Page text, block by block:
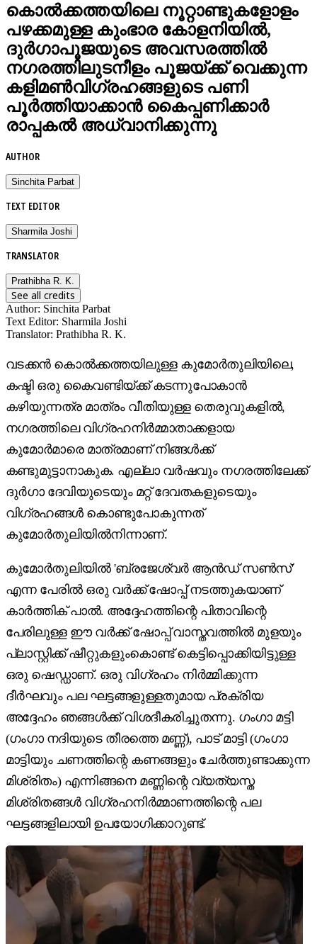
കൊൽക്കത്തയിലെ നൂറ്റാണ്ടുകളോളം
പഴക്കമുള്ള കുംഭാര കോളനിയിൽ,
ദുർഗാപൂജയുടെ അവസരത്തിൽ
നഗരത്തിലുടനീളം പൂജയ്ക്ക് വെക്കുന്ന
കളിമൺവിഗ്രഹങ്ങളുടെ പണി
പൂർത്തിയാക്കാൻ കൈപ്പണിക്കാർ
രാപ്പകൽ അധ്വാനിക്കുന്നു
AUTHOR
Sinchita Parbat
TEXT EDITOR
Sharmila Joshi
TRANSLATOR
Prathibha R. K.
See all credits
Author: Sinchita Parbat
Text Editor: Sharmila Joshi
Translator: Prathibha R. K.
വടക്കൻ കൊൽക്കത്തയിലുള്ള കുമോർതുലിയിലെ,
കഷ്ടി ഒരു കൈവണ്ടിയ്ക്ക് കടന്നുപോകാൻ
കഴിയുന്നത്ര മാത്രം വീതിയുള്ള തെരുവുകളിൽ,
നഗരത്തിലെ വിഗ്രഹനിർമ്മാതാക്കളായ
കുമോർമാരെ മാത്രമാണ് നിങ്ങൾക്ക്
കണ്ടുമുട്ടാനാകുക. എല്ലാ വർഷവും നഗരത്തിലേക്ക്
ദുർഗാ ദേവിയുടെയും മറ്റ് ദേവതകളുടെയും
വിഗ്രഹങ്ങൾ കൊണ്ടുപോകുന്നത്
കുമോർതുലിയിൽനിന്നാണ്.
കുമോർതുലിയിൽ 'ബ്രജേശ്വർ ആൻഡ് സൺസ്'
എന്ന പേരിൽ ഒരു വർക്ക് ഷോപ്പ് നടത്തുകയാണ്
കാർത്തിക് പാൽ. അദ്ദേഹത്തിന്റെ പിതാവിന്റെ
പേരിലുള്ള ഈ വർക്ക് ഷോപ്പ് വാസ്തവത്തിൽ മുളയും
പ്ലാസ്റ്റിക്ക് ഷീറ്റുകളുംകൊണ്ട് കെട്ടിപ്പൊക്കിയിട്ടുള്ള
ഒരു ഷെഡ്ഡാണ്. ഒരു വിഗ്രഹം നിർമ്മിക്കുന്ന
ദീർഘവും പല ഘട്ടങ്ങളുള്ളതുമായ പ്രക്രിയ
അദ്ദേഹം ഞങ്ങൾക്ക് വിശദീകരിച്ചുതന്നു. ഗംഗാ മട്ടി
(ഗംഗാ നദിയുടെ തീരത്തെ മണ്ണ്), പാട് മാട്ടി (ഗംഗാ
മാട്ടിയും ചണത്തിന്റെ കണങ്ങളും ചേർത്തുണ്ടാക്കുന്ന
മിശ്രിതം) എന്നിങ്ങനെ മണ്ണിന്റെ വ്യത്യസ്ത
മിശ്രിതങ്ങൾ വിഗ്രഹനിർമ്മാണത്തിന്റെ പല
ഘട്ടങ്ങളിലായി ഉപയോഗിക്കാറുണ്ട്.